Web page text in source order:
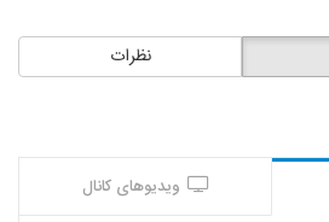
نظرات
ویدیوهای کانال